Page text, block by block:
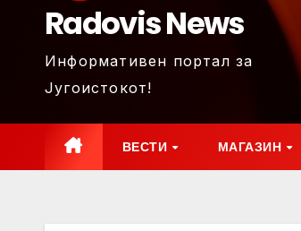
Radovis News
Информативен портал за
Југоистокот!
ВЕСТИ МАГАЗИН